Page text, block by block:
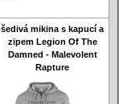
šedivá mikina s kapucí a
zipem Legion Of The
Damned - Malevolent
Rapture